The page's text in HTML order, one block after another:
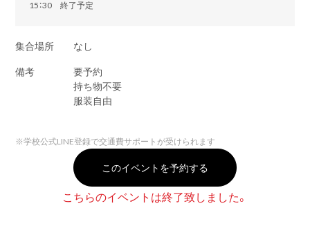
15：30 終了予定
集合場所
なし
備考
要予約
持ち物不要
服装自由
※学校公式LINE登録で交通費サポートが受けられます
このイベントを予約する
こちらのイベントは終了致しました。